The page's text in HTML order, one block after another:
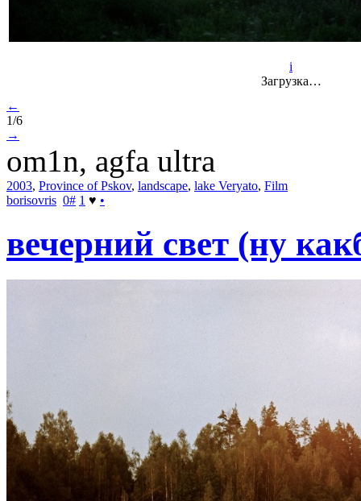
i
Загрузка…
←
1/6
→
om1n, agfa ultra
2003, Province of Pskov, landscape, lake Veryato, Film
borisovris 0# 1 ♥ •
вечерний свет (ну